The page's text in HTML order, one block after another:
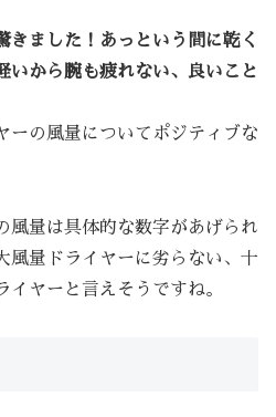
きました！あっという間に乾く
いから腕も疲れない、良いこと
ーの風量についてポジティブな
風量は具体的な数字があげられ
風量ドライヤーに劣らない、十
ヤーと言えそうですね。